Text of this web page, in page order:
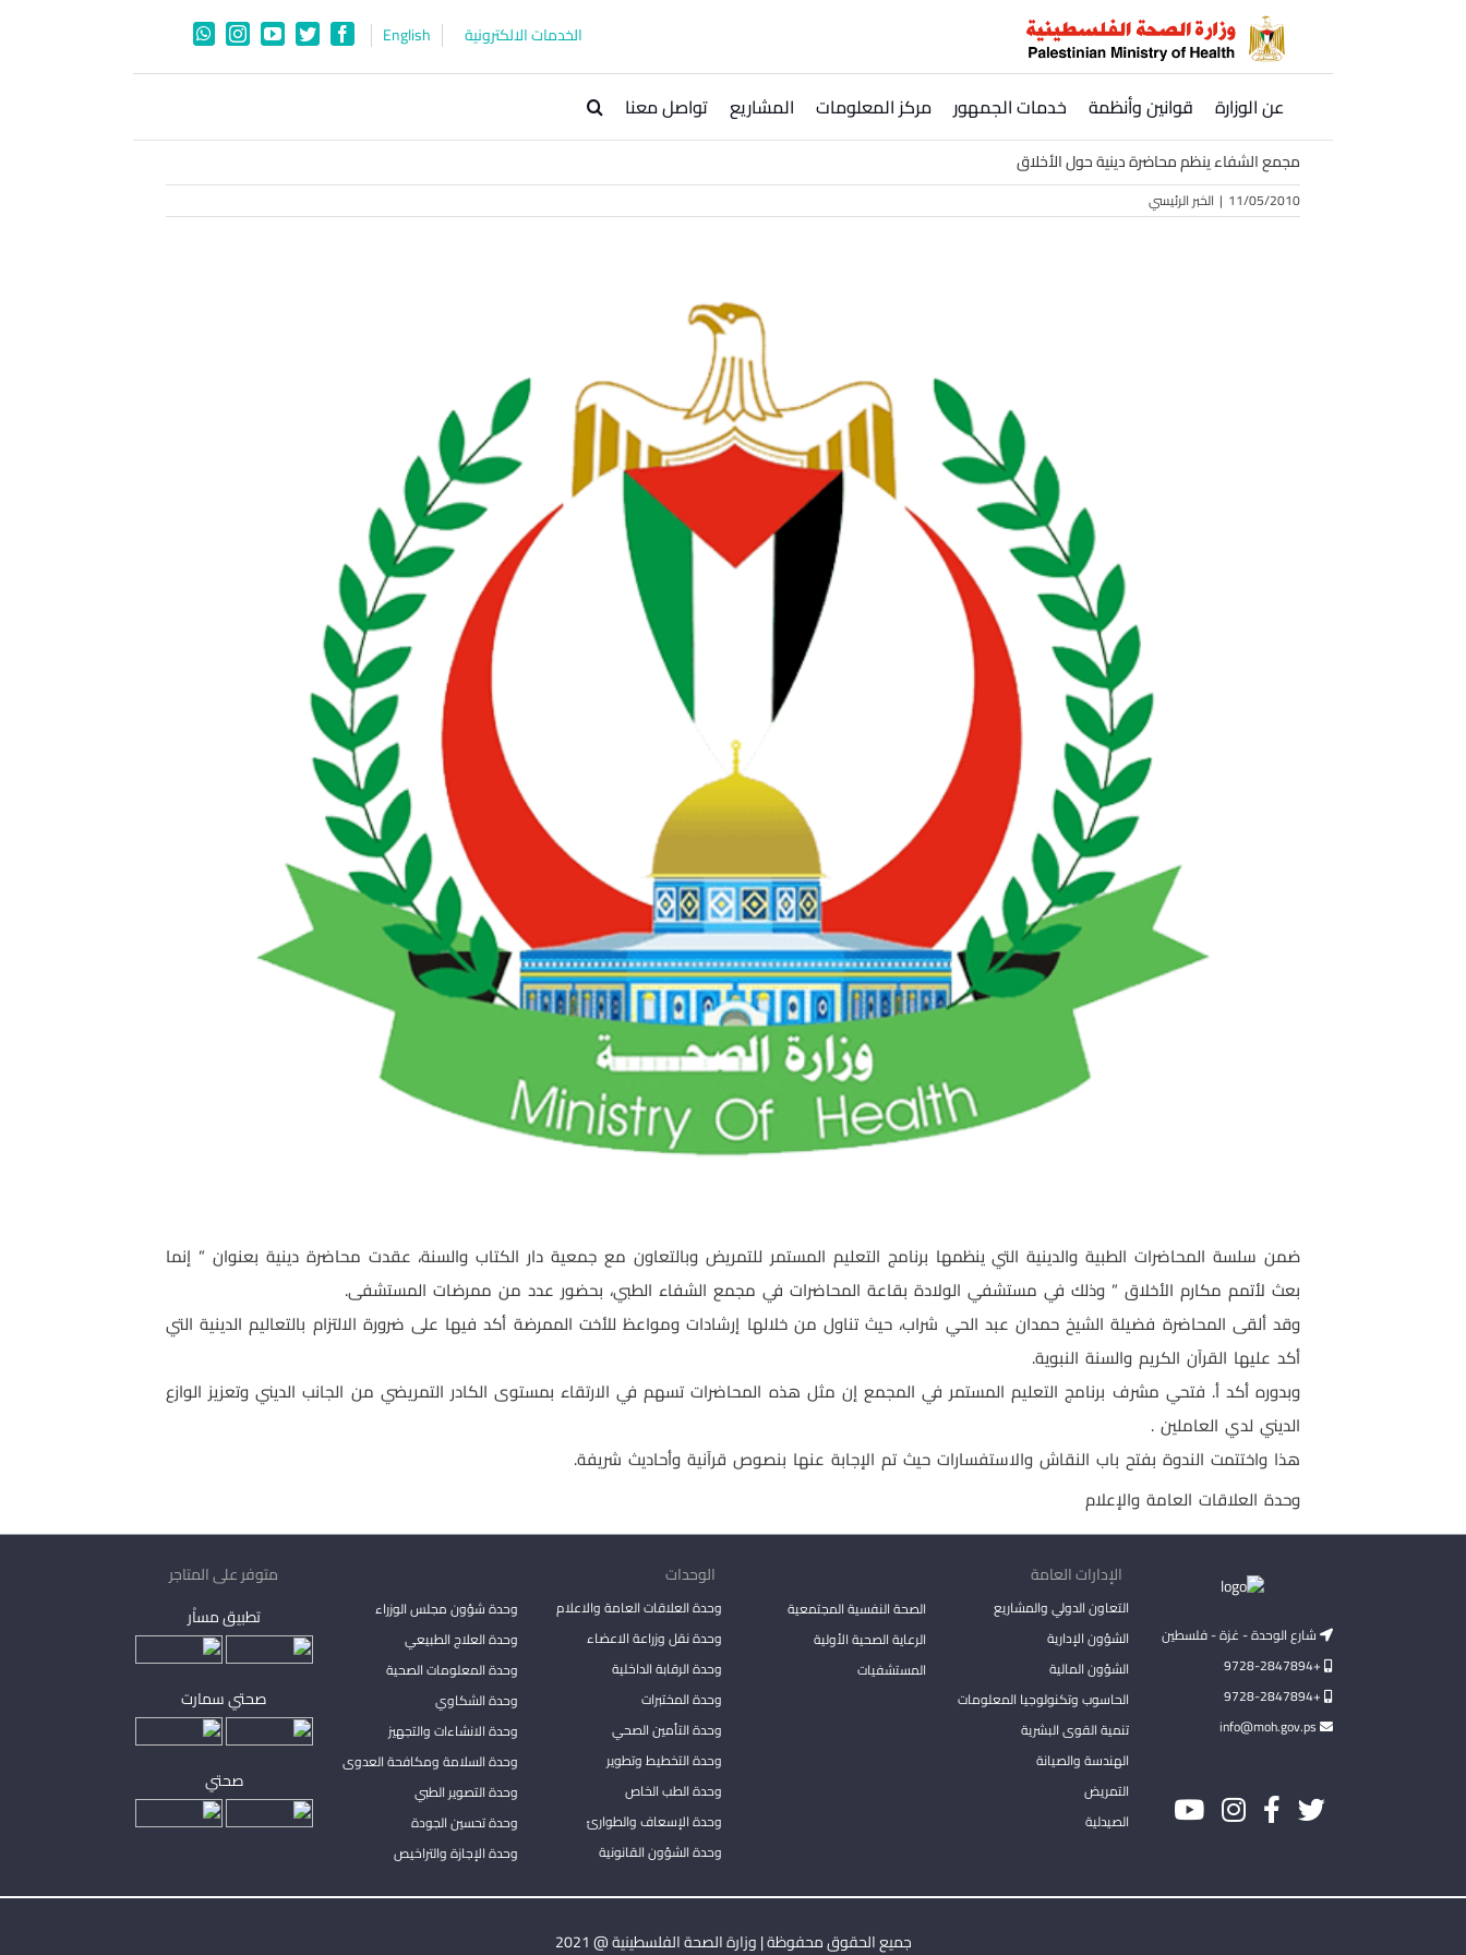
الخدمات الالكترونية English
Facebook
Twitter
YouTube
Instagram
WhatsApp
عن الوزارة قوانين وأنظمة خدمات الجمهور مركز المعلومات المشاريع تواصل معنا
مجمع الشفاء ينظم محاضرة دينية حول الأخلاق
11/05/2010
| الخبر الرئيسي
ضمن سلسة المحاضرات الطبية والدينية التي ينظمها برنامج التعليم المستمر للتمريض وبالتعاون مع جمعية دار الكتاب والسنة، عقدت محاضرة دينية بعنوان ” إنما
بعث لأتمم مكارم الأخلاق ” وذلك في مستشفي الولادة بقاعة المحاضرات في مجمع الشفاء الطبي، بحضور عدد من ممرضات المستشفى.
وقد ألقى المحاضرة فضيلة الشيخ حمدان عبد الحي شراب، حيث تناول من خلالها إرشادات ومواعظ للأخت الممرضة أكد فيها على ضرورة الالتزام بالتعاليم الدينية التي
أكد عليها القرآن الكريم والسنة النبوية.
وبدوره أكد أ. فتحي مشرف برنامج التعليم المستمر في المجمع إن مثل هذه المحاضرات تسهم في الارتقاء بمستوى الكادر التمريضي من الجانب الديني وتعزيز الوازع
الديني لدي العاملين .
هذا واختتمت الندوة بفتح باب النقاش والاستفسارات حيث تم الإجابة عنها بنصوص قرآنية وأحاديث شريفة.
وحدة العلاقات العامة والإعلام
شارع الوحدة - غزة - فلسطين
+9728-2847894
+9728-2847894
الإدارات العامة
التعاون الدولي والمشاريع
الشؤون الإدارية
الشؤون المالية
الحاسوب وتكنولوجيا المعلومات
تنمية القوى البشرية
الهندسة والصيانة
التمريض
الصيدلية
الصحة النفسية المجتمعية
الرعاية الصحية الأولية
المستشفيات
الوحدات
وحدة العلاقات العامة والاعلام
وحدة نقل وزراعة الاعضاء
وحدة الرقابة الداخلية
وحدة المختبرات
وحدة التأمين الصحي
وحدة التخطيط وتطوير
وحدة الطب الخاص
وحدة الإسعاف والطوارئ
وحدة الشؤون القانونية
وحدة شؤون مجلس الوزراء
وحدة العلاج الطبيعي
وحدة المعلومات الصحية
وحدة الشكاوي
وحدة الانشاءات والتجهيز
وحدة السلامة ومكافحة العدوى
وحدة التصوير الطبي
وحدة تحسين الجودة
وحدة الإجازة والتراخيص
متوفر على المتاجر
تطبيق مساْر
صحتي سمارت
صحتي
جميع الحقوق محفوظة | وزارة الصحة الفلسطينية @ 2021